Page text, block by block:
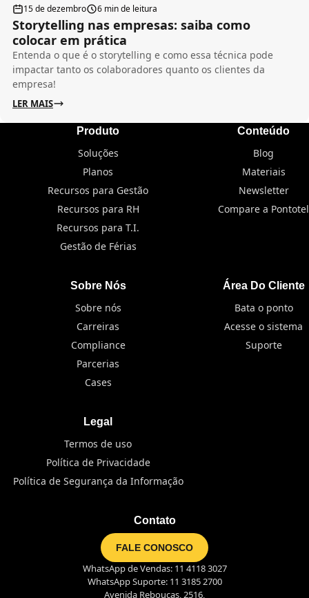
15 de dezembro 6 min de leitura
Storytelling nas empresas: saiba como
colocar em prática
Entenda o que é o storytelling e como essa técnica pode
impactar tanto os colaboradores quanto os clientes da
empresa!
LER MAIS
Produto
Soluções
Planos
Recursos para Gestão
Recursos para RH
Recursos para T.I.
Gestão de Férias
Conteúdo
Blog
Materiais
Newsletter
Compare a Pontotel
Sobre Nós
Sobre nós
Carreiras
Compliance
Parcerias
Cases
Área Do Cliente
Bata o ponto
Acesse o sistema
Suporte
Legal
Termos de uso
Política de Privacidade
Política de Segurança da Informação
Contato
FALE CONOSCO
WhatsApp de Vendas: 11 4118 3027
WhatsApp Suporte: 11 3185 2700
Avenida Rebouças, 2516,